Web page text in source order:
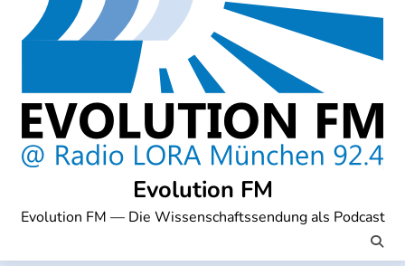
Evolution FM
Evolution FM — Die Wissenschaftssendung als Podcast